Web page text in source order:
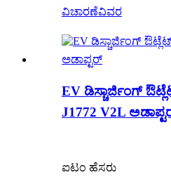
ವಿಚಾರಣೆವಿವರ
EV ಡಿಸ್ಚಾರ್ಜಿಂಗ್
J1772 V2L
ಐಟಂ ಹೆಸರು